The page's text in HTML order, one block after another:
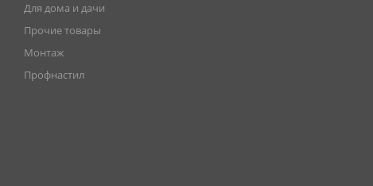
Для дома и дачи
Прочие товары
Монтаж
Профнастил